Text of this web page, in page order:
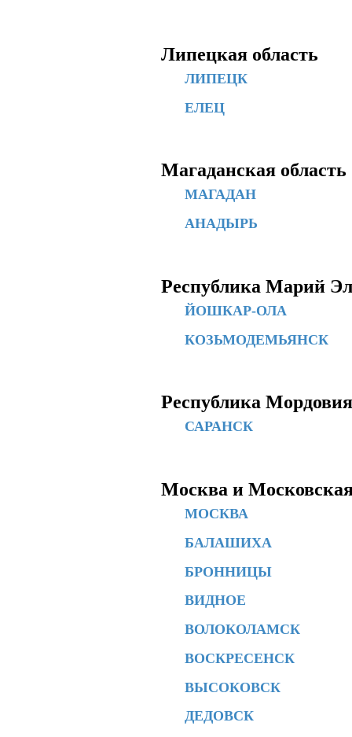
Липецкая область
ЛИПЕЦК
ЕЛЕЦ
Магаданская область
МАГАДАН
АНАДЫРЬ
Республика Марий Эл
ЙОШКАР-ОЛА
КОЗЬМОДЕМЬЯНСК
Республика Мордовия
САРАНСК
Москва и
МОСКВА
БАЛАШИХА
БРОННИЦЫ
ВИДНОЕ
ВОЛОКОЛАМСК
ВОСКРЕСЕНСК
ВЫСОКОВСК
ДЕДОВСК